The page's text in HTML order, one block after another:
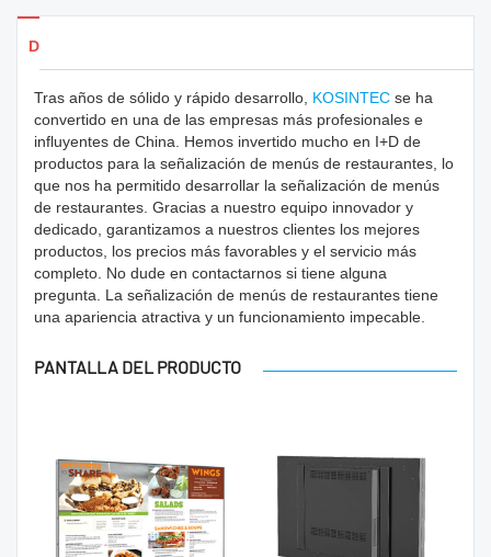
Detalles de los productos
Tras años de sólido y rápido desarrollo, KOSINTEC se ha
convertido en una de las empresas más profesionales e
influyentes de China. Hemos invertido mucho en I+D de
productos para la señalización de menús de restaurantes, lo
que nos ha permitido desarrollar la señalización de menús
de restaurantes. Gracias a nuestro equipo innovador y
dedicado, garantizamos a nuestros clientes los mejores
productos, los precios más favorables y el servicio más
completo. No dude en contactarnos si tiene alguna
pregunta. La señalización de menús de restaurantes tiene
una apariencia atractiva y un funcionamiento impecable.
PANTALLA DEL PRODUCTO